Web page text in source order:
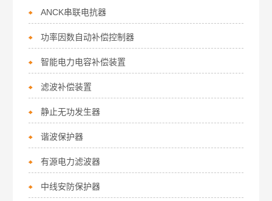
ANCK串联电抗器
功率因数自动补偿控制器
智能电力电容补偿装置
滤波补偿装置
静止无功发生器
谐波保护器
有源电力滤波器
中线安防保护器